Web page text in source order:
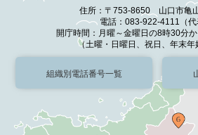
住所：〒753-8650 山口市亀
電話：083-922-4111（代
開庁時間：月曜～金曜日の8時30分
（土曜・日曜日、祝日、年末年
組織別電話番号一覧